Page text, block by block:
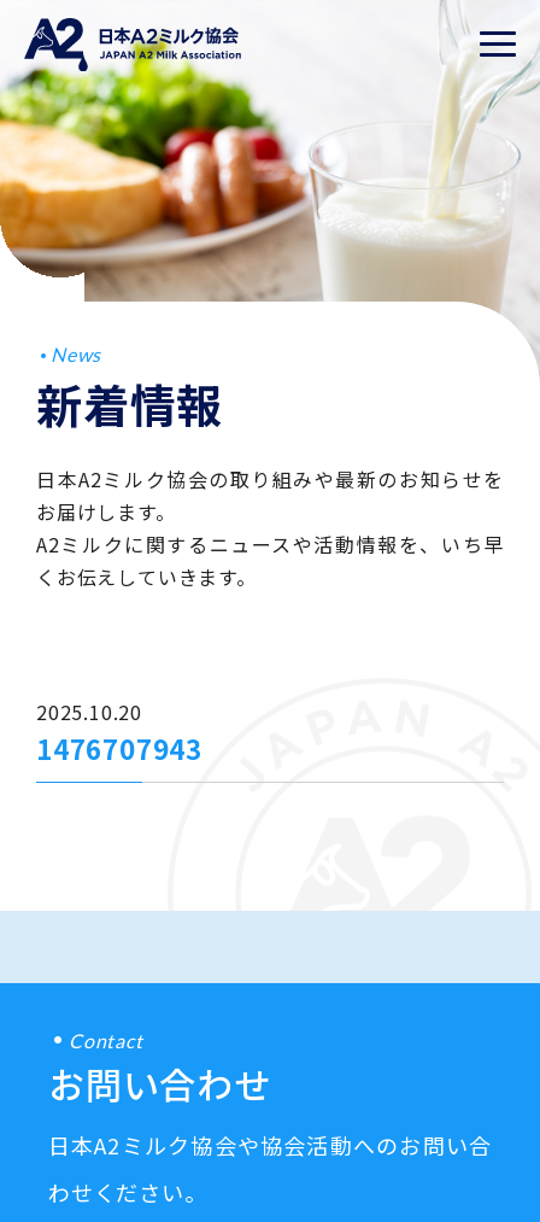
News
新着情報
日本A2ミルク協会の取り組みや最新のお知らせを
お届けします。
A2ミルクに関するニュースや活動情報を、いち早
くお伝えしていきます。
2025.10.20
1476707943
Contact
お問い合わせ
日本A2ミルク協会や協会活動へのお問い合
わせください。